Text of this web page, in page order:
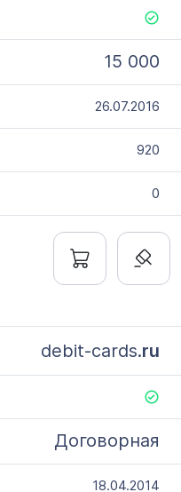
15 000
26.07.2016
920
0
debit-cards.ru
Договорная
18.04.2014